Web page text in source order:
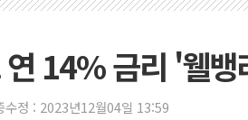
14% 금리 '웰뱅
수정 : 2023년12월04일 13:59